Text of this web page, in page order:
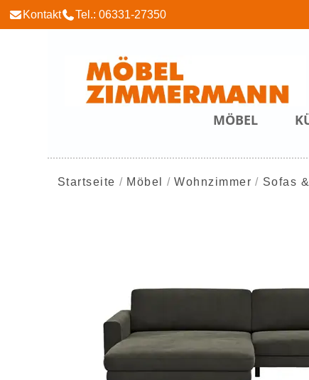
Kontakt Tel.: 06331-27350
MÖBEL
Startseite Möbel Wohnzimmer Sofas